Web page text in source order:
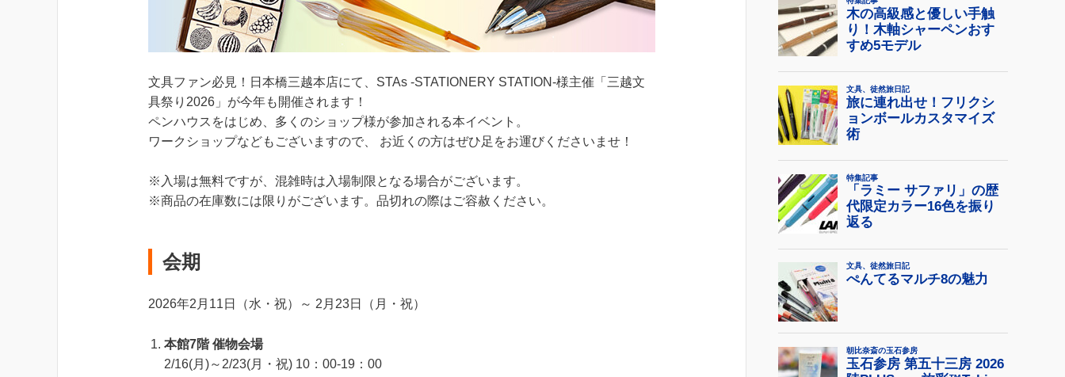
文具ファン必見！日本橋三越本店にて、STAs -STATIONERY STATION-様主催「三越文
具祭り2026」が今年も開催されます！
ペンハウスをはじめ、多くのショップ様が参加される本イベント。
ワークショップなどもございますので、 お近くの方はぜひ足をお運びくださいませ！
※入場は無料ですが、混雑時は入場制限となる場合がございます。
※商品の在庫数には限りがございます。品切れの際はご容赦ください。
会期
2026年2月11日（水・祝）～ 2月23日（月・祝）
本館7階 催物会場
2/16(月)～2/23(月・祝) 10：00-19：00